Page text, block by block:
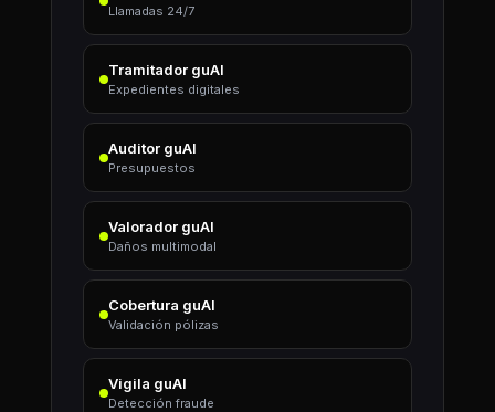
Llamadas 24/7
Tramitador guAI
Expedientes digitales
Auditor guAI
Presupuestos
Valorador guAI
Daños multimodal
Cobertura guAI
Validación pólizas
Vigila guAI
Detección fraude